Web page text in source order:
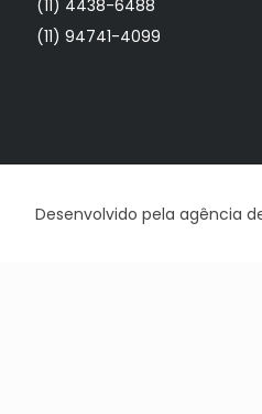
(11) 4438-6488
(11) 94741-4099
Desenvolvido pelaagência